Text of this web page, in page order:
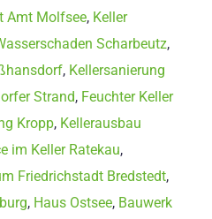
Amt Molfsee, Keller
Scharbeutz,
, Kellersanierung
Strand, Feuchter Keller
Kropp, Kellerausbau
im Keller Ratekau,
Friedrichstadt Bredstedt,
, Haus Ostsee, Bauwerk